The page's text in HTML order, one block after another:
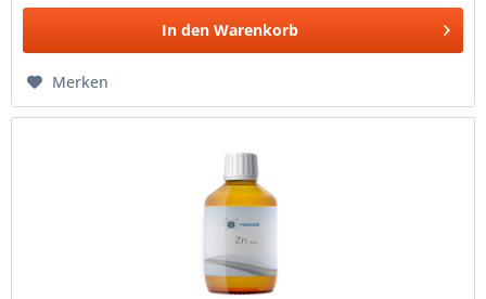
In den Warenkorb
Merken